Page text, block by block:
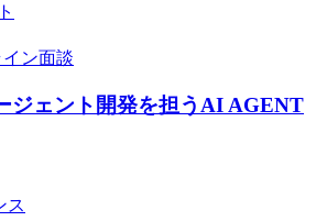
ン面談
ジェント開発を担うAI AGENT
ス